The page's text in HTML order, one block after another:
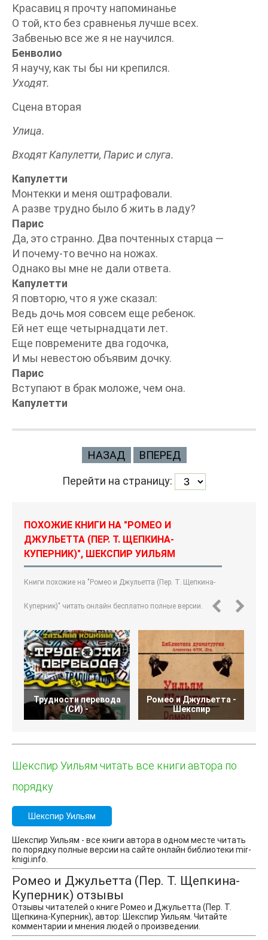
Красавиц я прочту напоминанье
О той, кто без сравненья лучше всех.
Забвенью все же я не научился.
Бенволио
Я научу, как ты бы ни крепился.
Уходят.
Сцена вторая
Улица.
Входят Капулетти, Парис и слуга.
Капулетти
Монтекки и меня оштрафовали.
А разве трудно было б жить в ладу?
Парис
Да, это странно. Два почтенных старца —
И почему-то вечно на ножах.
Однако вы мне не дали ответа.
Капулетти
Я повторю, что я уже сказал:
Ведь дочь моя совсем еще ребенок.
Ей нет еще четырнадцати лет.
Еще повремените два годочка,
И мы невестою объявим дочку.
Парис
Вступают в брак моложе, чем она.
Капулетти
НАЗАД ВПЕРЕД
Перейти на страницу:
ПОХОЖИЕ КНИГИ НА "РОМЕО И
ДЖУЛЬЕТТА (ПЕР. Т. ЩЕПКИНА-
КУПЕРНИК)", ШЕКСПИР УИЛЬЯМ
Книги похожие на "Ромео и Джульетта (Пер. Т. Щепкина-
Куперник)" читать онлайн бесплатно полные версии.
Трудности перевода
(СИ) -
Ромео и Джульетта -
Шекспир
Шекспир Уильям читать все книги автора по
порядку
Шекспир Уильям
Шекспир Уильям - все книги автора в одном месте читать
по порядку полные версии на сайте онлайн библиотеки mir-
knigi.info.
Ромео и Джульетта (Пер. Т. Щепкина-
Куперник) отзывы
Отзывы читателей о книге Ромео и Джульетта (Пер. Т.
Щепкина-Куперник), автор: Шекспир Уильям. Читайте
комментарии и мнения людей о произведении.